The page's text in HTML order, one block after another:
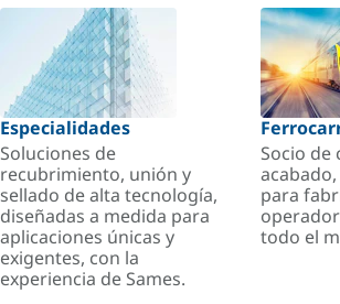
Especialidades
Soluciones de
recubrimiento, unión y
sellado de alta tecnología,
diseñadas a medida para
aplicaciones únicas y
exigentes, con la
experiencia de Sames.
Socio de
para
todo el